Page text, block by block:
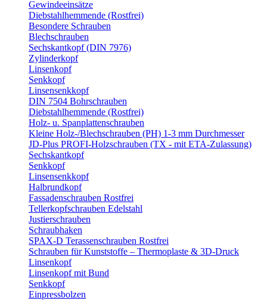
Gewindeeinsätze
Diebstahlhemmende (Rostfrei)
Besondere Schrauben
Blechschrauben
Sechskantkopf (DIN 7976)
Zylinderkopf
Linsenkopf
Senkkopf
Linsensenkkopf
DIN 7504 Bohrschrauben
Diebstahlhemmende (Rostfrei)
Holz- u. Spanplattenschrauben
Kleine Holz-/Blechschrauben (PH) 1-3 mm Durchmesser
JD-Plus PROFI-Holzschrauben (TX - mit ETA-Zulassung)
Sechskantkopf
Senkkopf
Linsensenkkopf
Halbrundkopf
Fassadenschrauben Rostfrei
Tellerkopfschrauben Edelstahl
Justierschrauben
Schraubhaken
SPAX-D Terassenschrauben Rostfrei
Schrauben für Kunststoffe – Thermoplaste & 3D-Druck
Linsenkopf
Linsenkopf mit Bund
Senkkopf
Einpressbolzen